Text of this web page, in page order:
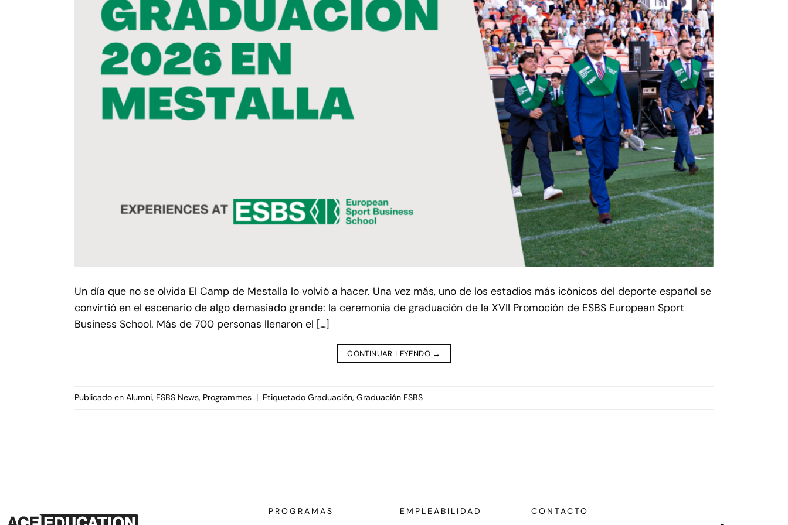
Un día que no se olvida El Camp de Mestalla lo volvió a hacer. Una vez más, uno de los estadios más icónicos del deporte español se
convirtió en el escenario de algo demasiado grande: la ceremonia de graduación de la XVII Promoción de ESBS European Sport
Business School. Más de 700 personas llenaron el […]
CONTINUAR LEYENDO →
Publicado en Alumni, ESBS News, Programmes | Etiquetado Graduación, Graduación ESBS
PROGRAMAS EMPLEABILIDAD CONTACTO